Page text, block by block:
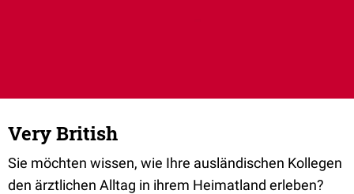
Very British
Sie möchten wissen, wie Ihre ausländischen Kollegen
den ärztlichen Alltag in ihrem Heimatland erleben?